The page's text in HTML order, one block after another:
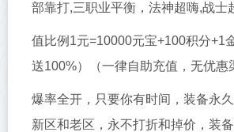
部靠打,三职业平衡，法神超嗨,战士
值比例1元=10000元宝+100积分+1
送100%）（一律自助充值，无优惠
爆率全开，只要你有时间，装备永
新区和老区，永不打折和掉价，装备